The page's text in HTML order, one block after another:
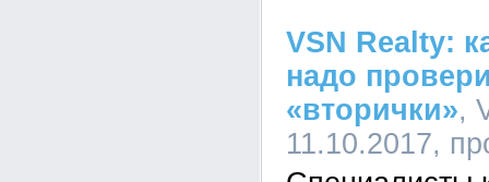
VSN Realty:
надо
«вторички»,
11.10.2017,